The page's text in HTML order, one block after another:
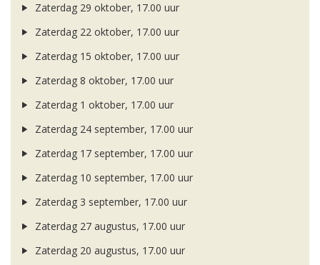
Zaterdag 29 oktober, 17.00 uur
Zaterdag 22 oktober, 17.00 uur
Zaterdag 15 oktober, 17.00 uur
Zaterdag 8 oktober, 17.00 uur
Zaterdag 1 oktober, 17.00 uur
Zaterdag 24 september, 17.00 uur
Zaterdag 17 september, 17.00 uur
Zaterdag 10 september, 17.00 uur
Zaterdag 3 september, 17.00 uur
Zaterdag 27 augustus, 17.00 uur
Zaterdag 20 augustus, 17.00 uur